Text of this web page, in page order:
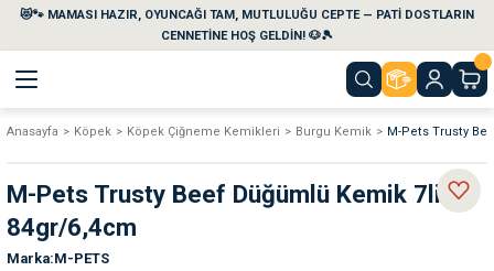
😻🐾 MAMASI HAZIR, OYUNCAĞI TAM, MUTLULUĞU CEPTE — PATİ DOSTLARIN
CENNETİNE HOŞ GELDİN! 🐶🎾
Geri Dön
Geri Dön
Temizlik Ürünleri
Geri Dön
Geri Dön
Geri Dön
Geri Dön
Anasayfa Köpek Köpek Çiğneme Kemikleri Burgu Kemik M-Pets Trusty
M-Pets Trusty Beef Düğümlü Kemik 7li
84gr/6,4cm
Marka M-PETS